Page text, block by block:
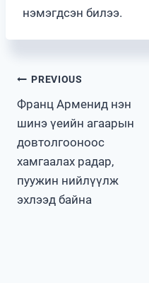
нэмэгдсэн билээ.
Post
navigation
PREVIOUS
Франц Арменид нэн
шинэ үеийн агаарын
довтолгооноос
хамгаалах радар,
пуужин нийлүүлж
эхлээд байна